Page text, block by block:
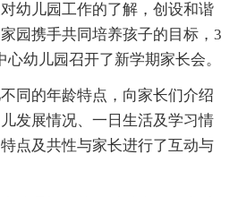
幼儿园工作的了解，创设和谐
园携手共同培养孩子的目标，3
幼儿园召开了新学期家长会。
同的年龄特点，向家长们介绍
发展情况、一日生活及学习情
点及共性与家长进行了互动与